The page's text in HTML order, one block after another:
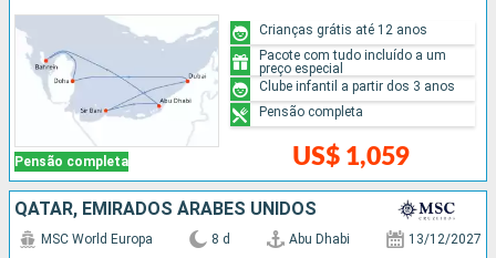
Pensão completa US$ 1,059
Crianças grátis até 12 anos
Pacote com tudo incluído a um
preço especial
Clube infantil a partir dos 3 anos
Pensão completa
QATAR, EMIRADOS ÁRABES UNIDOS
MSC World Europa 8 d Abu Dhabi 13/12/2027